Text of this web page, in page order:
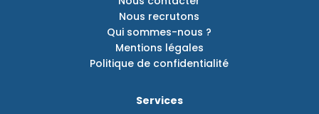
Nous recrutons
Qui sommes-nous ?
Mentions légales
Politique de confidentialité
Services